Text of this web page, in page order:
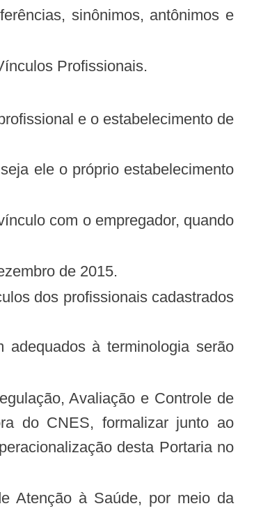
sinônimos, antônimos e
Profissionais.
de 2015.
dos profissionais cadastrados
adequados à terminologia serão
do CNES, formalizar junto ao
desta Portaria no